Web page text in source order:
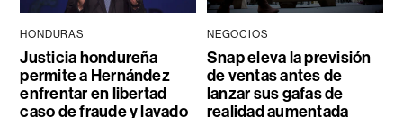
HONDURAS
Justicia hondureña
permite a Hernández
enfrentar en libertad
caso de fraude y lavado
NEGOCIOS
Snap eleva la previsión
de ventas antes de
lanzar sus gafas de
realidad aumentada